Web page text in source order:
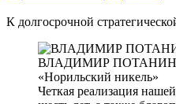
К долгосрочной
ВЛАДИМИР
«Норильский никель»
Четкая реализация